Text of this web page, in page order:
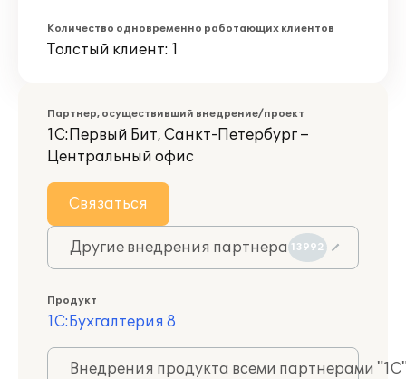
Количество одновременно работающих клиентов
Толстый клиент: 1
Партнер, осуществивший внедрение/проект
1С:Первый Бит, Санкт-Петербург –
Центральный офис
Связаться
Другие внедрения партнера 13992
Продукт
1С:Бухгалтерия 8
Внедрения продукта всеми партнерами